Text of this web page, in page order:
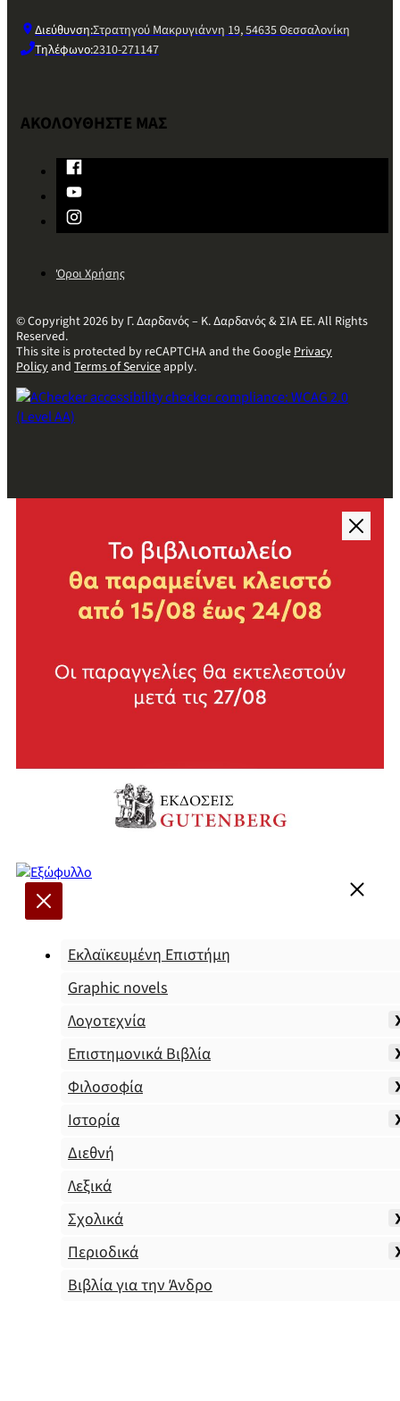
Διεύθυνση:Στρατηγού Μακρυγιάννη 19, 54635 Θεσσαλονίκη
Τηλέφωνο:2310-271147
ΑΚΟΛΟΥΘΗΣΤΕ ΜΑΣ
Όροι Χρήσης
© Copyright 2026 by Γ. Δαρδανός – Κ. Δαρδανός & ΣΙΑ ΕΕ. All Rights
Reserved.
This site is protected by reCAPTCHA and the GooglePrivacy
Policyand Terms of Serviceapply.
Εκλαϊκευμένη Επιστήμη
Graphic novels
Λογοτεχνία
Επιστημονικά Βιβλία
Φιλοσοφία
Ιστορία
Διεθνή
Λεξικά
Σχολικά
Περιοδικά
Βιβλία για την Άνδρο